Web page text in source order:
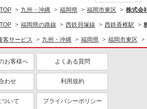
九州・沖縄 福岡県 福岡市東区 株式会
福岡県の路線 西鉄貝塚線 西鉄香椎駅
客サービス 九州・沖縄 福岡県 福岡市東区
お客様へ よくある質問
わせ 利用規約
ついて プライバシーポリシー